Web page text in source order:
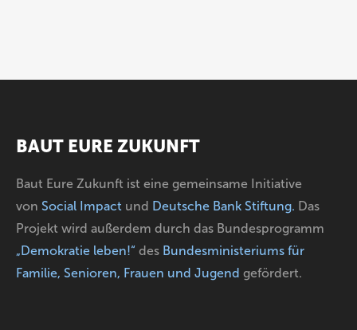
BAUT EURE ZUKUNFT
Baut Eure Zukunft ist eine gemeinsame Initiative
von Social Impact und Deutsche Bank Stiftung. Das
Projekt wird außerdem durch das Bundesprogramm
„Demokratie leben!“ des Bundesministeriums für
Familie, Senioren, Frauen und Jugend gefördert.